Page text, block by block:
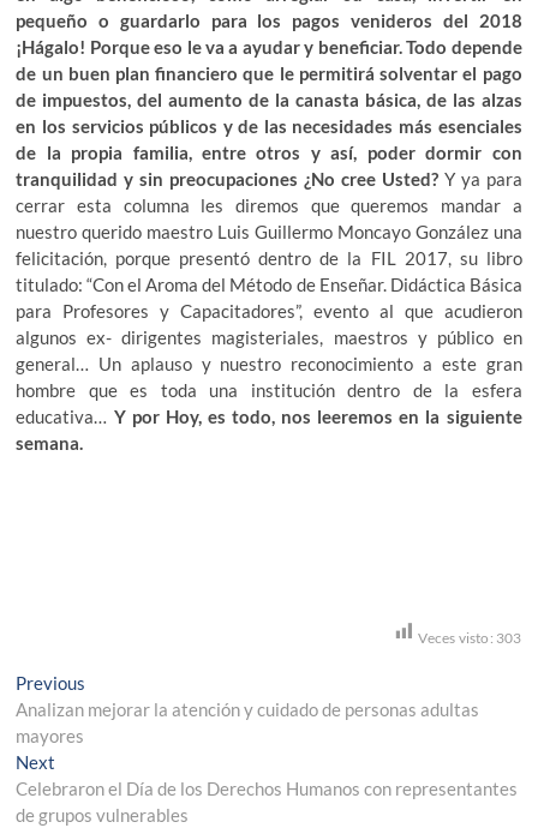
pequeño o guardarlo para los pagos venideros del 2018
¡Hágalo! Porque eso le va a ayudar y beneficiar. Todo depende
de un buen plan financiero que le permitirá solventar el pago
de impuestos, del aumento de la canasta básica, de las alzas
en los servicios públicos y de las necesidades más esenciales
de la propia familia, entre otros y así, poder dormir con
tranquilidad y sin preocupaciones ¿No cree Usted?Y ya para
cerrar esta columna les diremos que queremos mandar a
nuestro querido maestro Luis Guillermo Moncayo González una
felicitación, porque presentó dentro de la FIL 2017, su libro
titulado: “Con el Aroma del Método de Enseñar. Didáctica Básica
para Profesores y Capacitadores”, evento al que acudieron
algunos ex- dirigentes magisteriales, maestros y público en
general… Un aplauso y nuestro reconocimiento a este gran
hombre que es toda una institución dentro de la esfera
educativa… Y por Hoy, es todo, nos leeremos en la siguiente
semana.
Veces visto: 303
Navegación
de
entradas
Previous
post:
Analizan mejorar la atención y cuidado de personas adultas
mayores
Next
post:
Celebraron el Día de los Derechos Humanos con representantes
de grupos vulnerables